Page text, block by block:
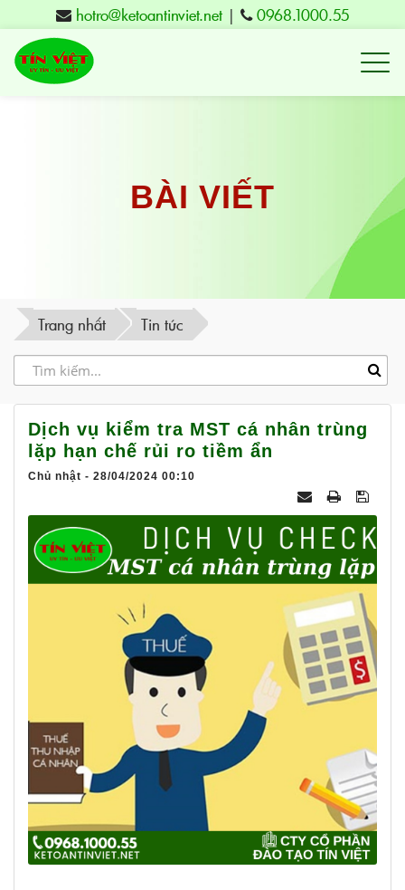
hotro@ketoantinviet.net| 0968.1000.55
Kế
Phú
Yên
tạo
Việt
-
BÀI VIẾT
Trang nhất Tin tức
Dịch vụ kiểm tra MST cá nhân trùng
lặp hạn chế rủi ro tiềm ẩn
Chủ nhật - 28/04/2024 00:10